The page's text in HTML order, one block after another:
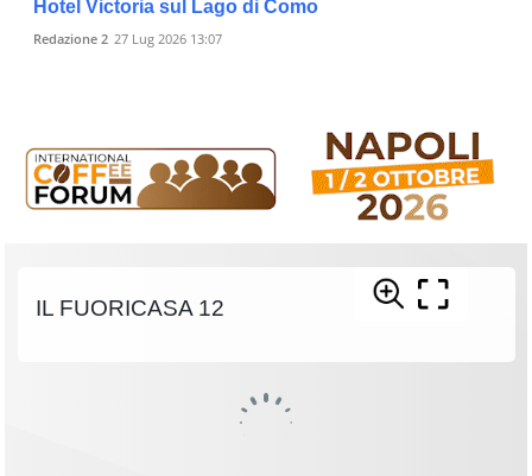
Hotel Victoria sul Lago di Como
Redazione 2 27 Lug 2026 13:07